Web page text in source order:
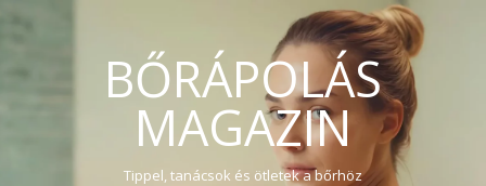
BŐRÁPOLÁS
MAGAZIN
Tippel, tanácsok és ötletek a bőrhöz